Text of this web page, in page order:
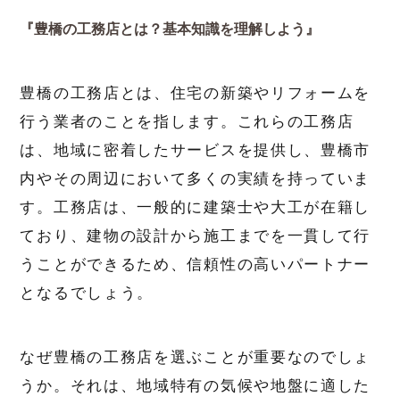
『豊橋の工務店とは？基本知識を理解しよう』
豊橋の工務店とは、住宅の新築やリフォームを
行う業者のことを指します。これらの工務店
は、地域に密着したサービスを提供し、豊橋市
内やその周辺において多くの実績を持っていま
す。工務店は、一般的に建築士や大工が在籍し
ており、建物の設計から施工までを一貫して行
うことができるため、信頼性の高いパートナー
となるでしょう。
なぜ豊橋の工務店を選ぶことが重要なのでしょ
うか。それは、地域特有の気候や地盤に適した